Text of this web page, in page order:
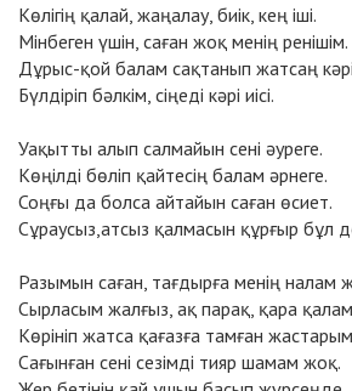
Көлігің қaлай, жаңалау, биік, кең іші.
Мінбеген үшін, саған жоқ менің ренішім.
Дұрыс-қой балам сақтанып жатсаң
Бүлдіріп бәлкім, сіңеді кәрі иісі.
Уақытты алып салмайын сені әуреге.
Көңілді бөліп қайтесің балам әрнеге.
Соңғы да болса айтайын саған өсиет.
Сұраусыз,атсыз қалмасын құрғыр бұл
Разымын саған, тағдырға менің налам
Сырласым жалғыз, ақ парақ, қара
Көрініп жатса қағазға тамған
Сағынған сені сезімді тияр шамам жоқ.